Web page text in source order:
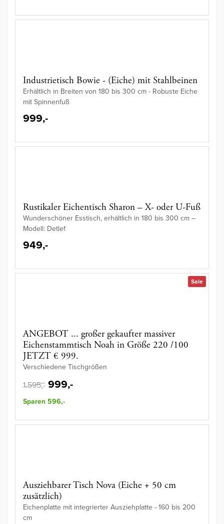
Industrietisch Bowie - (Eiche) mit Stahlbeinen
Erhältlich in Breiten von 180 bis 300 cm - Robuste Eiche
mit Spinnenfuß
999,-
Rustikaler Eichentisch Sharon – X- oder U-Fuß
Wunderschöner Esstisch, erhältlich in 180 bis 300 cm –
Modell: Detlef
949,-
Sale
ANGEBOT ... großer gekaufter massiver
Eichenstammtisch Noah in Größe 220 /100
JETZT € 999.
Verschiedene Tischgrößen
1.595,- 999,-
Sparen 596,-
Ausziehbarer Tisch Nova (Eiche + 50 cm
zusätzlich)
Eichenplatte mit integrierter Ausziehplatte - 160 bis 200
cm